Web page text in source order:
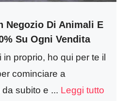
Negozio Di Animali E
Su Ogni Vendita
proprio, ho qui per te il
cominciare a
subito e ... Leggi tutto